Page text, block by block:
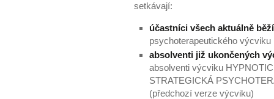
setkávají:
účastníci všech aktuálně
psychoterapeutického
absolventi již ukončených
absolventi výcviku
STRATEGICKÁ
(předchozí verze výcviku)